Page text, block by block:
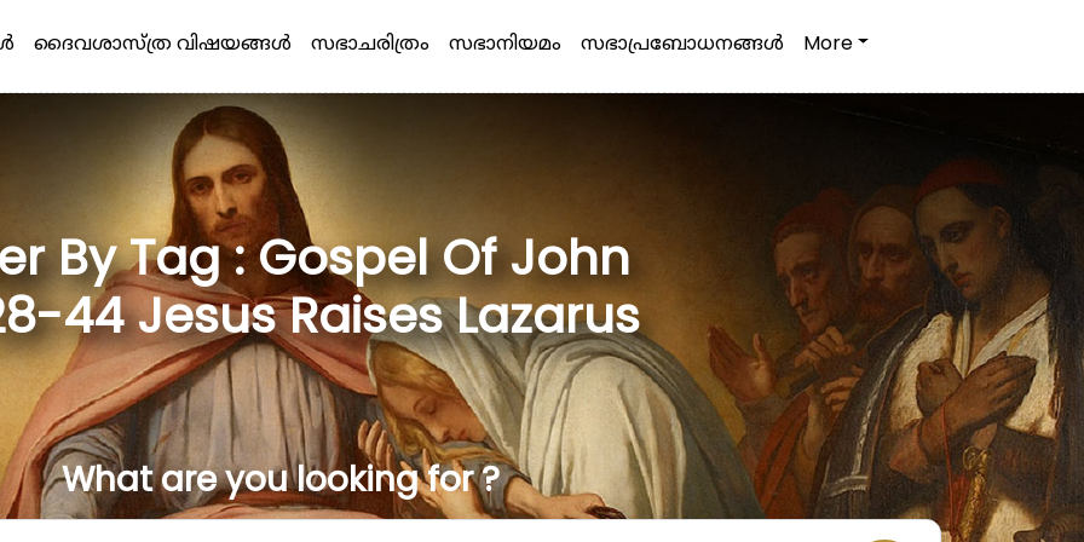
ദൈവശാസ്ത്ര വിഷയങ്ങള്‍ സഭാചരിത്രം സഭാനിയമം സഭാപ്രബോധനങ്ങള്‍ More
By Tag : Gospel Of John
44 Jesus Raises Lazarus
What are you looking for ?